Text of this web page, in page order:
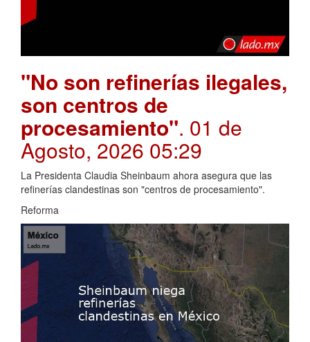
"No son refinerías ilegales,
son centros de
procesamiento". 01 de
Agosto, 2026 05:29
La Presidenta Claudia Sheinbaum ahora asegura que las
refinerías clandestinas son "centros de procesamiento".
Reforma